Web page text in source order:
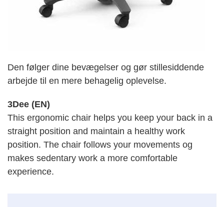
Den følger dine bevægelser og gør stillesiddende
arbejde til en mere behagelig oplevelse.
3Dee (EN)
This ergonomic chair helps you keep your back in a
straight position and maintain a healthy work
position. The chair follows your movements og
makes sedentary work a more comfortable
experience.